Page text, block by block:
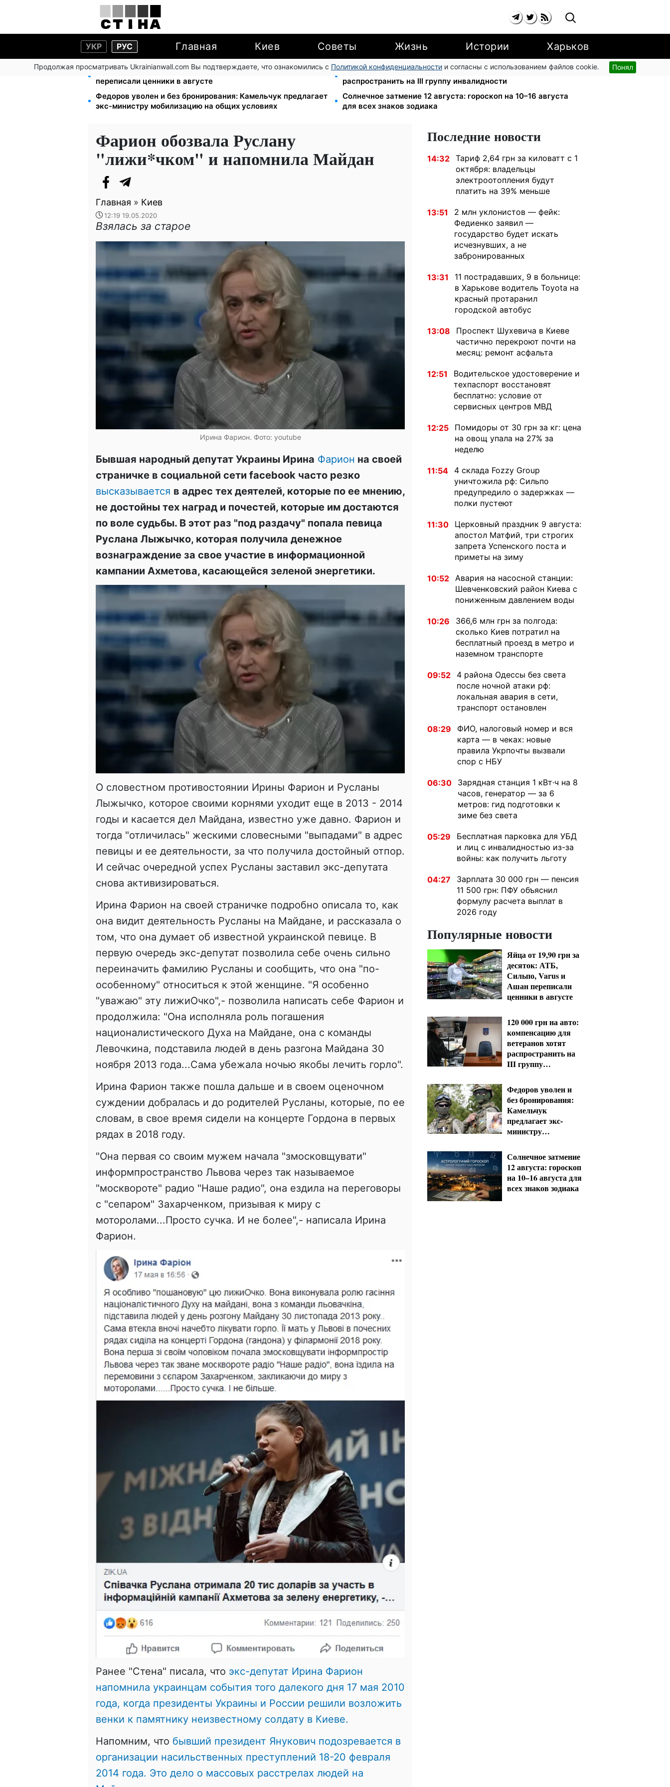
УКР РУС Главная Киев Советы Жизнь Истории Харьков
Продолжая просматривать Ukrainianwall.com Вы подтверждаете, что ознакомились с Политикой конфиденциальности и согласны с использованием файлов cookie. Понял
Яйца от 19,90 грн за десяток: АТБ, Сильпо, Varus и Ашан
переписали ценники в августе
120 000 грн на авто: компенсацию для ветеранов хотят
распространить на III группу инвалидности
Федоров уволен и без бронирования: Камельчук предлагает
экс-министру мобилизацию на общих условиях
Солнечное затмение 12 августа: гороскоп на 10–16 августа
для всех знаков зодиака
Фарион обозвала Руслану
"лижи*чком" и напомнила Майдан
Главная » Киев
12:19 19.05.2020
Взялась за старое
Ирина Фарион. Фото: youtube
Бывшая народный депутат Украины Ирина Фарион на своей
страничке в социальной сети facebook часто резко
высказывается в адрес тех деятелей, которые по ее мнению,
не достойны тех наград и почестей, которые им достаются
по воле судьбы. В этот раз "под раздачу" попала певица
Руслана Лыжычко, которая получила денежное
вознаграждение за свое участие в информационной
кампании Ахметова, касающейся зеленой энергетики.
О словестном противостоянии Ирины Фарион и Русланы
Лыжычко, которое своими корнями уходит еще в 2013 - 2014
годы и касается дел Майдана, известно уже давно. Фарион и
тогда "отличилась" жескими словесными "выпадами" в адрес
певицы и ее деятельности, за что получила достойный отпор.
И сейчас очередной успех Русланы заставил экс-депутата
снова активизироваться.
Ирина Фарион на своей страничке подробно описала то, как
она видит деятельность Русланы на Майдане, и рассказала о
том, что она думает об известной украинской певице. В
первую очередь экс-депутат позволила себе очень сильно
переиначить фамилию Русланы и сообщить, что она "по-
особенному" относиться к этой женщине. "Я особенно
"уважаю" эту лижиОчко",- позволила написать себе Фарион и
продолжила: "Она исполняла роль погашения
националистического Духа на Майдане, она с команды
Левочкина, подставила людей в день разгона Майдана 30
ноября 2013 года...Сама убежала ночью якобы лечить горло".
Ирина Фарион также пошла дальше и в своем оценочном
суждении добралась и до родителей Русланы, которые, по ее
словам, в свое время сидели на концерте Гордона в первых
рядах в 2018 году.
"Она первая со своим мужем начала "змосковщувати"
информпространство Львова через так называемое
"москвороте" радио "Наше радио", она ездила на переговоры
с "сепаром" Захарченком, призывая к миру с
моторолами...Просто сучка. И не более",- написала Ирина
Фарион.
Ранее "Стена" писала, что экс-депутат Ирина Фарион
напомнила украинцам события того далекого дня 17 мая 2010
года, когда президенты Украины и России решили возложить
венки к памятнику неизвестному солдату в Киеве.
Напомним, что бывший президент Янукович подозревается в
организации насильственных преступлений 18-20 февраля
2014 года. Это дело о массовых расстрелах людей на
Последние новости
14:32 Тариф 2,64 грн за киловатт с 1
октября: владельцы
электроотопления будут
платить на 39% меньше
13:51
2 млн уклонистов — фейк:
Федиенко заявил —
государство будет искать
исчезнувших, а не
забронированных
13:31
11 пострадавших, 9 в больнице:
в Харькове водитель Toyota на
красный протаранил
городской автобус
13:08
Проспект Шухевича в Киеве
частично перекроют почти на
месяц: ремонт асфальта
12:51
Водительское удостоверение и
техпаспорт восстановят
бесплатно: условие от
сервисных центров МВД
12:25
Помидоры от 30 грн за кг: цена
на овощ упала на 27% за
неделю
11:54
4 склада Fozzy Group
уничтожила рф: Сильпо
предупредило о задержках —
полки пустеют
11:30
Церковный праздник 9 августа:
апостол Матфий, три строгих
запрета Успенского поста и
приметы на зиму
10:52 Авария на насосной станции:
Шевченковский район Киева с
пониженным давлением воды
10:26
366,6 млн грн за полгода:
сколько Киев потратил на
бесплатный проезд в метро и
наземном транспорте
09:52
4 района Одессы без света
после ночной атаки рф:
локальная авария в сети,
транспорт остановлен
08:29
ФИО, налоговый номер и вся
карта — в чеках: новые
правила Укрпочты вызвали
спор с НБУ
06:30
Зарядная станция 1 кВт·ч на 8
часов, генератор — за 6
метров: гид подготовки к
зиме без света
05:29
Бесплатная парковка для УБД
и лиц с инвалидностью из-за
войны: как получить льготу
04:27
Зарплата 30 000 грн — пенсия
11 500 грн: ПФУ объяснил
формулу расчета выплат в
2026 году
Популярные новости
Яйца от 19,90 грн за
десяток: АТБ,
Сильпо, Varus и
Ашан переписали
ценники в августе
120 000 грн на авто:
компенсацию для
ветеранов хотят
распространить на
III группу
Федоров уволен и
без бронирования:
Камельчук
предлагает экс-
министру
общих условиях
Солнечное затмение
12 августа: гороскоп
на 10–16 августа для
всех знаков зодиака